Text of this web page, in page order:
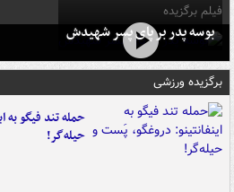
فیلم برگزیده
بوسه‌ پدر بر پای پسر شهیدش
برگزیده ورزشی
حمله تند فیگو به
حیله‌گر!